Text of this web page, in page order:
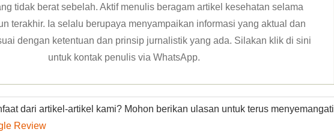
tidak berat sebelah. Aktif menulis beragam artikel kesehatan selama
terakhir. Ia selalu berupaya menyampaikan informasi yang aktual dan
dengan ketentuan dan prinsip jurnalistik yang ada. Silakan klik di sini
untuk kontak penulis via WhatsApp.
dari artikel-artikel kami? Mohon berikan ulasan untuk terus menyemangati
Review